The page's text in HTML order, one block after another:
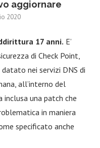
aggiornare
2020
17 anni. E’
di Check Point,
nei servizi DNS di
all’interno del
inclusa una patch che
in maniera
specificato anche